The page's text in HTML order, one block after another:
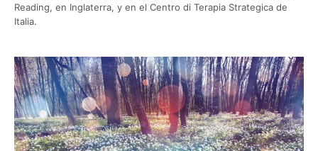
Reading, en Inglaterra, y en el Centro di Terapia Strategica de
Italia.